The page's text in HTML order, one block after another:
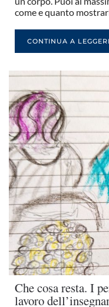
come e quanto
CONTINUA A
Che cosa resta. I
lavoro